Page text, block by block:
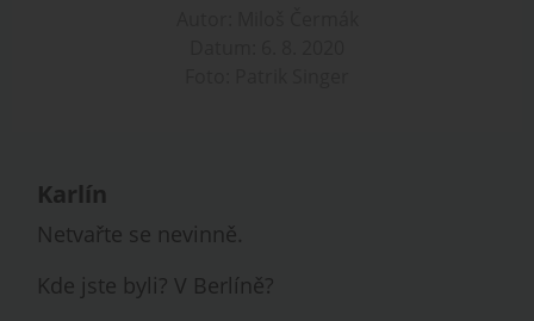
Karlín
Netvařte se nevinně.
Kde jste byli? V Berlíně?